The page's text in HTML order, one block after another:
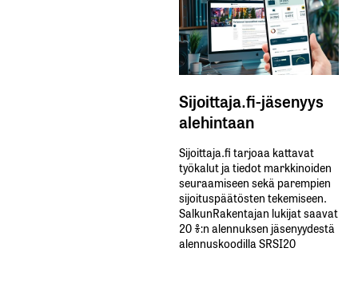
Sijoittaja.fi-jäsenyys
alehintaan
Sijoittaja.fi tarjoaa kattavat
työkalut ja tiedot markkinoiden
seuraamiseen sekä parempien
sijoituspäätösten tekemiseen.
SalkunRakentajan lukijat saavat
20 %:n alennuksen jäsenyydestä
alennuskoodilla SRSI20